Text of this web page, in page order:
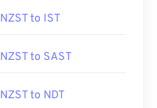
NZST to IST
NZST to SAST
NZST to NDT